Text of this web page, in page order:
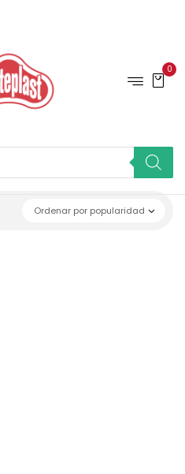
0
Ordenar por popularidad